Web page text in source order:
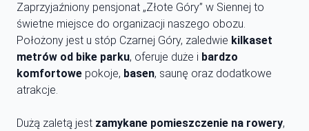
Zaprzyjaźniony pensjonat „Złote Góry” w Siennej to
świetne miejsce do organizacji naszego obozu.
Położony jest u stóp Czarnej Góry, zaledwie kilkaset
metrów od bike parku, oferuje duże i bardzo
komfortowe pokoje, basen, saunę oraz dodatkowe
atrakcje.
Dużą zaletą jest zamykane pomieszczenie na rowery,